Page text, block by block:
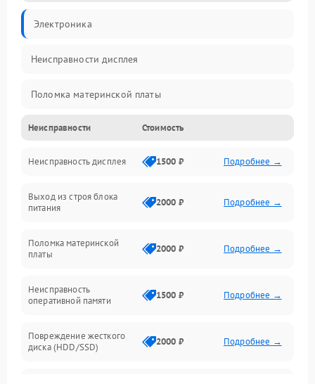
Электроника
Неисправности дисплея
Поломка материнской платы
Неисправность системы охлаждения
Неисправность BIOS
Повреждение корпуса
Повреждение разъёмов (USB, HDMI и др.)
Поломка видеокарты
Неисправности Стоимость
Неисправность дисплея 1500 ₽ Подробнее →
Выход из строя блока
питания
2000 ₽ Подробнее →
Поломка материнской
платы
2000 ₽ Подробнее →
Неисправность
оперативной памяти
1500 ₽ Подробнее →
Повреждение жесткого
диска (HDD/SSD)
2000 ₽ Подробнее →